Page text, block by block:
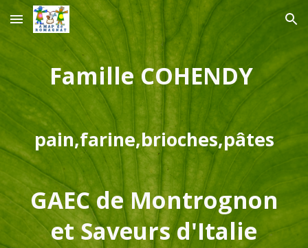
Skip to main content Skip to navigation
Famille COHENDY
pain,farine,brioches,pâtes
GAEC de Montrognon
et Saveurs d'Italie